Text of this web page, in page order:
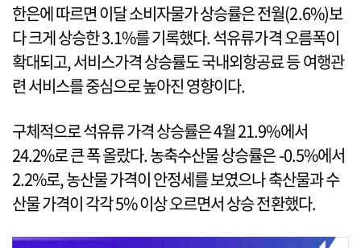
한은에 따르면 이달 소비자물가 상승률은 전월(2.6%)보
다 크게 상승한 3.1%를 기록했다. 석유류가격 오름폭이
확대되고, 서비스가격 상승률도 국내외항공료 등 여행관
련 서비스를 중심으로 높아진 영향이다.
구체적으로 석유류 가격 상승률은 4월 21.9%에서
24.2%로 큰 폭 올랐다. 농축수산물 상승률은 -0.5%에서
2.2%로, 농산물 가격이 안정세를 보였으나 축산물과 수
산물 가격이 각각 5% 이상 오르면서 상승 전환했다.